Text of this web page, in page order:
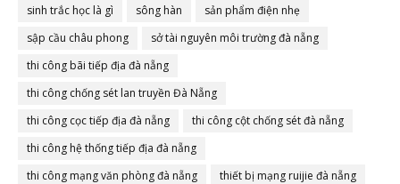
sinh trắc học là gì
sông hàn
sản phẩm điện nhẹ
sập cầu châu phong
sở tài nguyên môi trường đà nẵng
thi công bãi tiếp địa đà nẵng
thi công chống sét lan truyền Đà Nẵng
thi công cọc tiếp địa đà nẵng
thi công cột chống sét đà nẵng
thi công hệ thống tiếp địa đà nẵng
thi công mạng văn phòng đà nẵng
thiết bị mạng ruijie đà nẵng